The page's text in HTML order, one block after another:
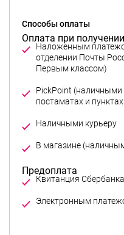
Способы оплаты
Оплата при получении
Предоплата